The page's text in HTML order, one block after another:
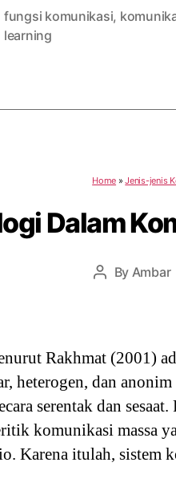
fungsi komunikasi,
learning
Home »Jenis-jenis
Dalam
Post
By Ambar
Rakhmat (2001)
heterogen, dan
serentak dan
komunikasi massa
Karena itulah,